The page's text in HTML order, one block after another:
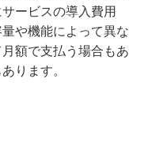
ービスの導入費用
や機能によって異な
額で支払う場合もあ
ります。